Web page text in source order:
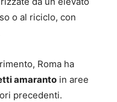
o al riciclo, con
Roma ha
amaranto in aree
precedenti.